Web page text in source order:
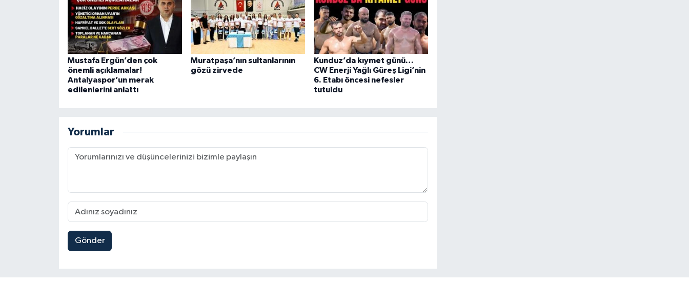
Mustafa Ergün’den çok
önemli açıklamalar!
Antalyaspor’un merak
edilenlerini anlattı
Muratpaşa’nın sultanlarının
gözü zirvede
Kunduz’da kıymet günü…
CW Enerji Yağlı Güreş Ligi’nin
6. Etabı öncesi nefesler
tutuldu
Yorumlar
Gönder